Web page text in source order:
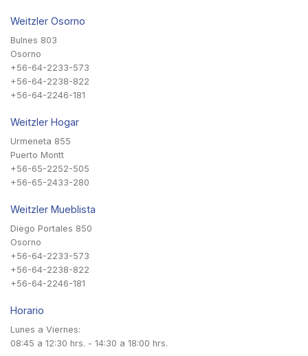
Weitzler Osorno
Bulnes 803
Osorno
+56-64-2233-573
+56-64-2238-822
+56-64-2246-181
Weitzler Hogar
Urmeneta 855
Puerto Montt
+56-65-2252-505
+56-65-2433-280
Weitzler Mueblista
Diego Portales 850
Osorno
+56-64-2233-573
+56-64-2238-822
+56-64-2246-181
Horario
Lunes a Viernes:
08:45 a 12:30 hrs. - 14:30 a 18:00 hrs.